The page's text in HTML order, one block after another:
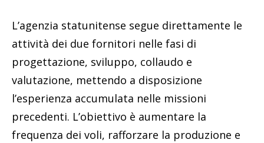
L’agenzia statunitense segue direttamente le
attività dei due fornitori nelle fasi di
progettazione, sviluppo, collaudo e
valutazione, mettendo a disposizione
l’esperienza accumulata nelle missioni
precedenti. L’obiettivo è aumentare la
frequenza dei voli, rafforzare la produzione e